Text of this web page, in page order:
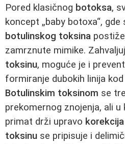
Pored klasičnog botoksa,
koncept „baby botoxa“,
botulinskog toksina
zamrznute mimike.
toksinu, moguće je i
formiranje dubokih linija
Botulinskim toksinom se
prekomernog znojenja, ali
primat drži upravo
toksinu se pripisuje i